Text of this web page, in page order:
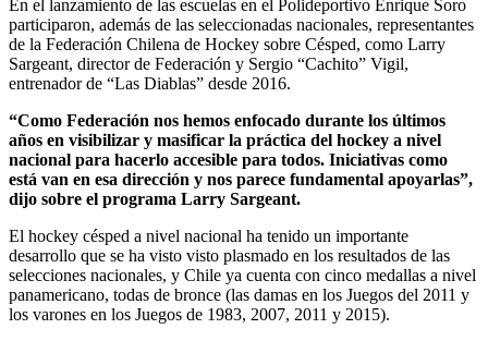
En el lanzamiento de las escuelas en el Polideportivo Enrique Soro
participaron, además de las seleccionadas nacionales, representantes
de la Federación Chilena de Hockey sobre Césped, como Larry
Sargeant, director de Federación y Sergio “Cachito” Vigil,
entrenador de “Las Diablas” desde 2016.
“Como Federación nos hemos enfocado durante los últimos
años en visibilizar y masificar la práctica del hockey a nivel
nacional para hacerlo accesible para todos. Iniciativas como
está van en esa dirección y nos parece fundamental apoyarlas”,
dijo sobre el programa Larry Sargeant.
El hockey césped a nivel nacional ha tenido un importante
desarrollo que se ha visto visto plasmado en los resultados de las
selecciones nacionales, y Chile ya cuenta con cinco medallas a nivel
panamericano, todas de bronce (las damas en los Juegos del 2011 y
los varones en los Juegos de 1983, 2007, 2011 y 2015).